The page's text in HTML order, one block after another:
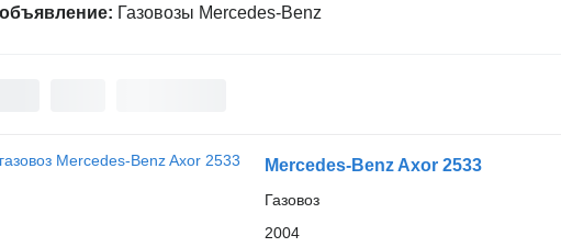
Газовозы Mercedes-Benz
Mercedes-Benz Axor 2533
Газовоз
2004